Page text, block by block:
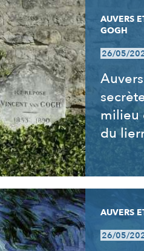
AUVERS
GOGH
26/05/
Auvers
milieu
du
AUVERS
26/05/